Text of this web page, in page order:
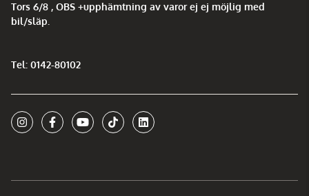
Tors 6/8 , OBS +upphämtning av varor ej ej möjlig med
bil/släp.
Tel: 0142-80102